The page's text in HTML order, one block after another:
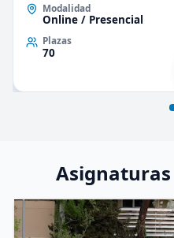
Modalidad
Online / Presencial
Plazas
70